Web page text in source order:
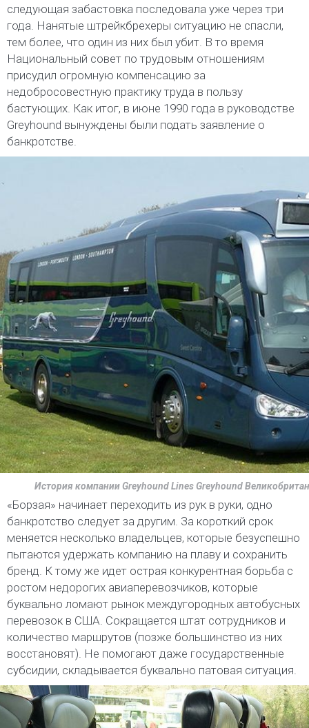
следующая забастовка последовала уже через три
года. Нанятые штрейкбрехеры ситуацию не спасли,
тем более, что один из них был убит. В то время
Национальный совет по трудовым отношениям
присудил огромную компенсацию за
недобросовестную практику труда в пользу
бастующих. Как итог, в июне 1990 года в руководстве
Greyhound вынуждены были подать заявление о
банкротстве.
История компании Greyhound Lines Greyhound
«Борзая» начинает переходить из рук в руки, одно
банкротство следует за другим. За короткий срок
меняется несколько владельцев, которые безуспешно
пытаются удержать компанию на плаву и сохранить
бренд. К тому же идет острая конкурентная борьба с
ростом недорогих авиаперевозчиков, которые
буквально ломают рынок междугородных автобусных
перевозок в США. Сокращается штат сотрудников и
количество маршрутов (позже большинство из них
восстановят). Не помогают даже государственные
субсидии, складывается буквально патовая ситуация.